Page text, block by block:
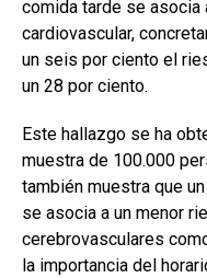
comida tarde se asocia
cardiovascular,
un seis por ciento el
un 28 por ciento.
Este hallazgo se ha
muestra de 100.000
también muestra que
se asocia a un menor
cerebrovasculares
la importancia del